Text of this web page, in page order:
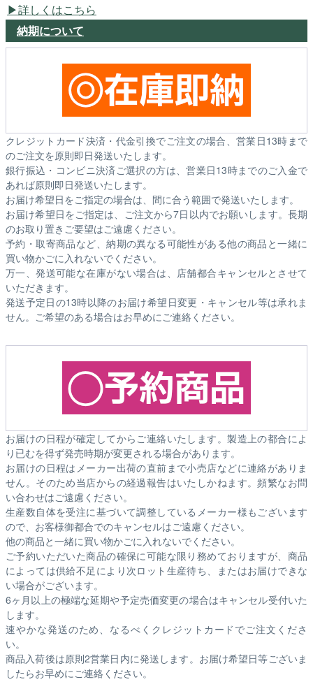
詳しくはこちら
納期について
クレジットカード決済・代金引換でご注文の場合、営業日13時まで
のご注文を原則即日発送いたします。
銀行振込・コンビニ決済ご選択の方は、営業日13時までのご入金で
あれば原則即日発送いたします。
お届け希望日をご指定の場合は、間に合う範囲で発送いたします。
お届け希望日をご指定は、ご注文から7日以内でお願いします。長期
のお取り置きご要望はご遠慮ください。
予約・取寄商品など、納期の異なる可能性がある他の商品と一緒に
買い物かごに入れないでください。
万一、発送可能な在庫がない場合は、店舗都合キャンセルとさせて
いただきます。
発送予定日の13時以降のお届け希望日変更・キャンセル等は承れま
せん。ご希望のある場合はお早めにご連絡ください。
お届けの日程が確定してからご連絡いたします。製造上の都合によ
り已むを得ず発売時期が変更される場合があります。
お届けの日程はメーカー出荷の直前まで小売店などに連絡がありま
せん。そのため当店からの経過報告はいたしかねます。頻繁なお問
い合わせはご遠慮ください。
生産数自体を受注に基づいて調整しているメーカー様もございます
ので、お客様御都合でのキャンセルはご遠慮ください。
他の商品と一緒に買い物かごに入れないでください。
ご予約いただいた商品の確保に可能な限り務めておりますが、商品
によっては供給不足により次ロット生産待ち、またはお届けできな
い場合がございます。
6ヶ月以上の極端な延期や予定売価変更の場合はキャンセル受付いた
します。
速やかな発送のため、なるべくクレジットカードでご注文くださ
い。
商品入荷後は原則2営業日内に発送します。お届け希望日等ございま
したらお早めにご連絡ください。